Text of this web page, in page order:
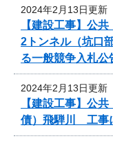
2024年2月13日更新
【建設工事】公
2トンネル（坑口
る一般競争入札公
2024年2月13日更新
【建設工事】公
債）飛騨川 工事